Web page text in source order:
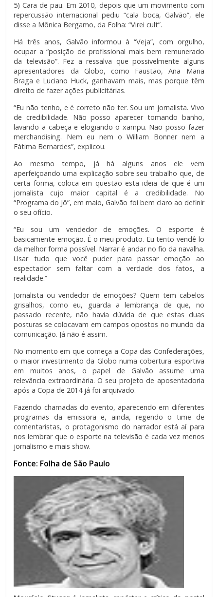
5) Cara de pau. Em 2010, depois que um movimento com
repercussão internacional pediu “cala boca, Galvão”, ele
disse a Mônica Bergamo, da Folha: “Virei cult”.
Há três anos, Galvão informou à “Veja”, com orgulho,
ocupar a “posição de profissional mais bem remunerado
da televisão”. Fez a ressalva que possivelmente alguns
apresentadores da Globo, como Faustão, Ana Maria
Braga e Luciano Huck, ganhavam mais, mas porque têm
direito de fazer ações publicitárias.
“Eu não tenho, e é correto não ter. Sou um jornalista. Vivo
de credibilidade. Não posso aparecer tomando banho,
lavando a cabeça e elogiando o xampu. Não posso fazer
merchandising. Nem eu nem o William Bonner nem a
Fátima Bernardes”, explicou.
Ao mesmo tempo, já há alguns anos ele vem
aperfeiçoando uma explicação sobre seu trabalho que, de
certa forma, coloca em questão esta ideia de que é um
jornalista cujo maior capital é a credibilidade. No
“Programa do Jô”, em maio, Galvão foi bem claro ao definir
o seu ofício.
“Eu sou um vendedor de emoções. O esporte é
basicamente emoção. É o meu produto. Eu tento vendê-lo
da melhor forma possível. Narrar é andar no fio da navalha.
Usar tudo que você puder para passar emoção ao
espectador sem faltar com a verdade dos fatos, a
realidade.”
Jornalista ou vendedor de emoções? Quem tem cabelos
grisalhos, como eu, guarda a lembrança de que, no
passado recente, não havia dúvida de que estas duas
posturas se colocavam em campos opostos no mundo da
comunicação. Já não é assim.
No momento em que começa a Copa das Confederações,
o maior investimento da Globo numa cobertura esportiva
em muitos anos, o papel de Galvão assume uma
relevância extraordinária. O seu projeto de aposentadoria
após a Copa de 2014 já foi arquivado.
Fazendo chamadas do evento, aparecendo em diferentes
programas da emissora e, ainda, regendo o time de
comentaristas, o protagonismo do narrador está aí para
nos lembrar que o esporte na televisão é cada vez menos
jornalismo e mais show.
Fonte: Folha de São Paulo